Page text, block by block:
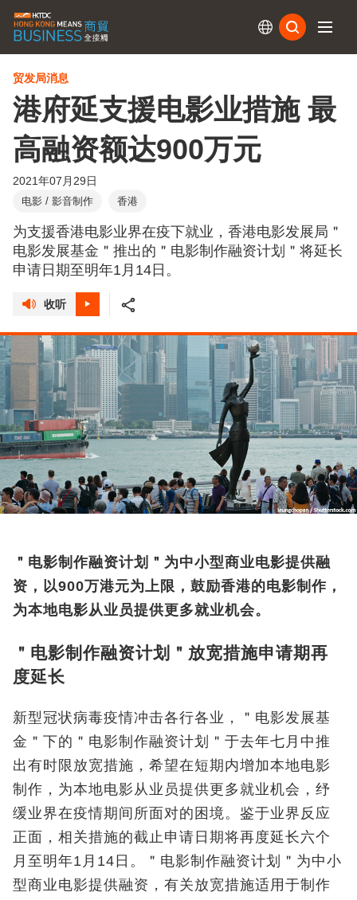
贸发局消息
港府延支援电影业措施 最
高融资额达900万元
2021年07月29日
电影 / 影音制作 香港
为支援香港电影业界在疫下就业，香港电影发展局＂
电影发展基金＂推出的＂电影制作融资计划＂将延长
申请日期至明年1月14日。
收听
＂电影制作融资计划＂为中小型商业电影提供融
资，以900万港元为上限，鼓励香港的电影制作，
为本地电影从业员提供更多就业机会。
＂电影制作融资计划＂放宽措施申请期再
度延长
新型冠状病毒疫情冲击各行各业，＂电影发展基
金＂下的＂电影制作融资计划＂于去年七月中推
出有时限放宽措施，希望在短期内增加本地电影
制作，为本地电影从业员提供更多就业机会，纾
缓业界在疫情期间所面对的困境。鉴于业界反应
正面，相关措施的截止申请日期将再度延长六个
月至明年1月14日。＂电影制作融资计划＂为中小
型商业电影提供融资，有关放宽措施适用于制作